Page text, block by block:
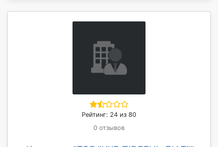
Рейтинг: 24 из 80
0 отзывов